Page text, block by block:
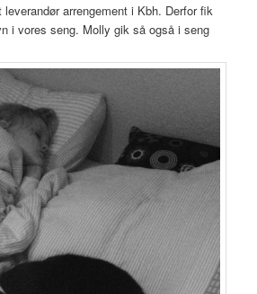
arrengement i Kbh. Derfor fik
i vores seng. Molly gik så også i seng